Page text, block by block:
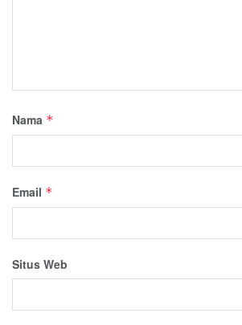
Nama *
Email *
Situs Web